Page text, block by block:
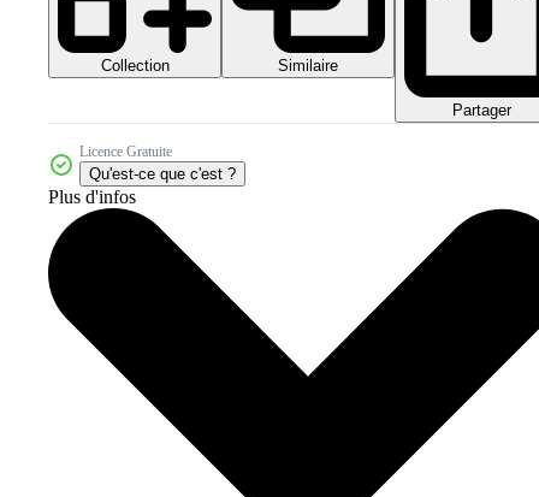
Collection Similaire
Partager
Licence Gratuite
Qu'est-ce que c'est ?
Plus d'infos